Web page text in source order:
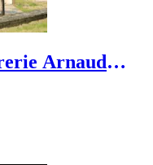
Arnaud